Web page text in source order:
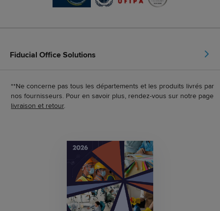
Fiducial Office Solutions
**Ne concerne pas tous les départements et les produits livrés par
nos fournisseurs. Pour en savoir plus, rendez-vous sur notre page
livraison et retour.